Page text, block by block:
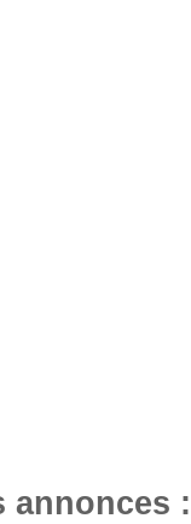
annonces